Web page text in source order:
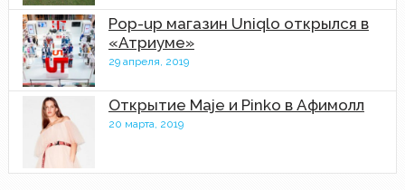
Pop-up магазин Uniqlo открылся в
«Атриуме»
29 апреля, 2019
Открытие Maje и Pinko в Афимолл
20 марта, 2019